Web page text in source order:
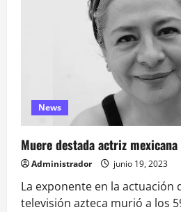
News
Muere destada actriz
Administrador junio 19, 2023
La exponente en la actuación
televisión azteca murió a los